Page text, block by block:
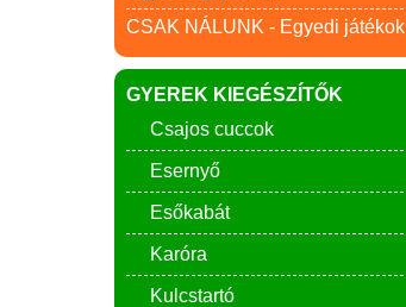
CSAK NÁLUNK - Egyedi játékok
GYEREK KIEGÉSZÍTŐK
Csajos cuccok
Esernyő
Esőkabát
Karóra
Kulcstartó